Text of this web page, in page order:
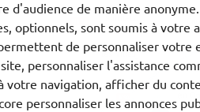
d'audience de manière
optionnels, sont soumis à votre
de personnaliser votre
personnaliser l'assistance
votre navigation, afficher du
personnaliser les annonces